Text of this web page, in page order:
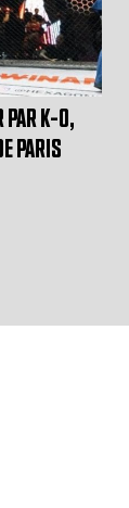
PAR K-O,
PARIS